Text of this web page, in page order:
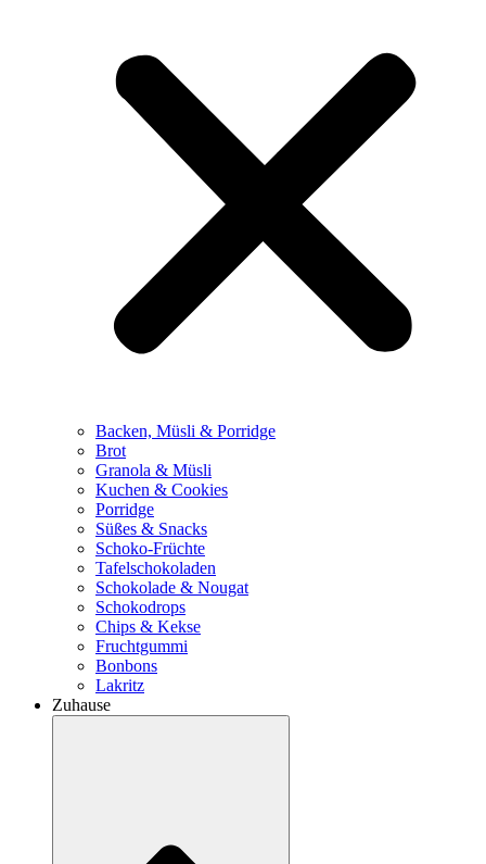
Backen, Müsli & Porridge
Brot
Granola & Müsli
Kuchen & Cookies
Porridge
Süßes & Snacks
Schoko-Früchte
Tafelschokoladen
Schokolade & Nougat
Schokodrops
Chips & Kekse
Fruchtgummi
Bonbons
Lakritz
Zuhause